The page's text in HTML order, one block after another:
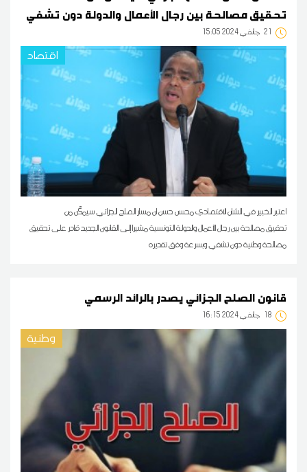
تحقيق مصالحة بين رجال الأعمال والدولة دون تشفي
21 15:05 2024 جانفي
اقتصاد
اعتبر الخبير في الشان الاقتصادي محسن حسن ان مسار الصلح الجزائي سيمكّن من
تحقيق مصالحة بين رجال الأعمال والدولة التونسية مشيرا إلى القانون الجديد قادر على تحقيق
مصالحة وطنية دون تشفي وبسرعة وفق تقديره
قانون الصلح الجزائي يصدر بالرائد الرسمي
18 16:15 2024 جانفي
وطنية